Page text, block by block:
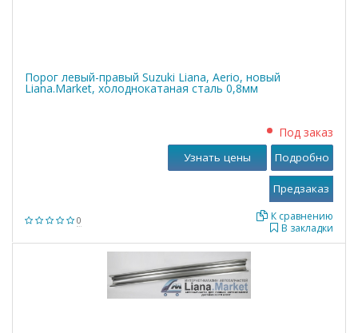
Порог левый-правый Suzuki Liana, Aerio, новый
Liana.Market, холоднокатаная сталь 0,8мм
0
Под заказ
В закладки
К сравнению
Узнать цены Подробно